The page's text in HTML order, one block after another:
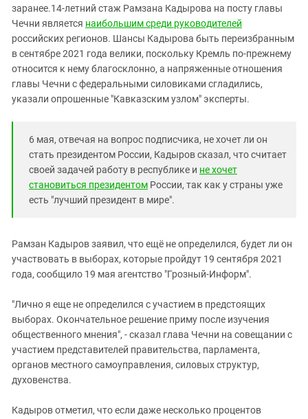
заранее.14-летний стаж Рамзана Кадырова на посту главы
Чечни является наибольшим среди руководителей
российских регионов. Шансы Кадырова быть переизбранным
в сентябре 2021 года велики, поскольку Кремль по-прежнему
относится к нему благосклонно, а напряженные отношения
главы Чечни с федеральными силовиками сгладились,
указали опрошенные "Кавказским узлом" эксперты.
6 мая, отвечая на вопрос подписчика, не хочет ли он
стать президентом России, Кадыров сказал, что считает
своей задачей работу в республике и не хочет
становиться президентом России, так как у страны уже
есть "лучший президент в мире".
Рамзан Кадыров заявил, что ещё не определился, будет ли он
участвовать в выборах, которые пройдут 19 сентября 2021
года, сообщило 19 мая агентство "Грозный-Информ".
"Лично я еще не определился с участием в предстоящих
выборах. Окончательное решение приму после изучения
общественного мнения", - сказал глава Чечни на совещании с
участием представителей правительства, парламента,
органов местного самоуправления, силовых структур,
духовенства.
Кадыров отметил, что если даже несколько процентов